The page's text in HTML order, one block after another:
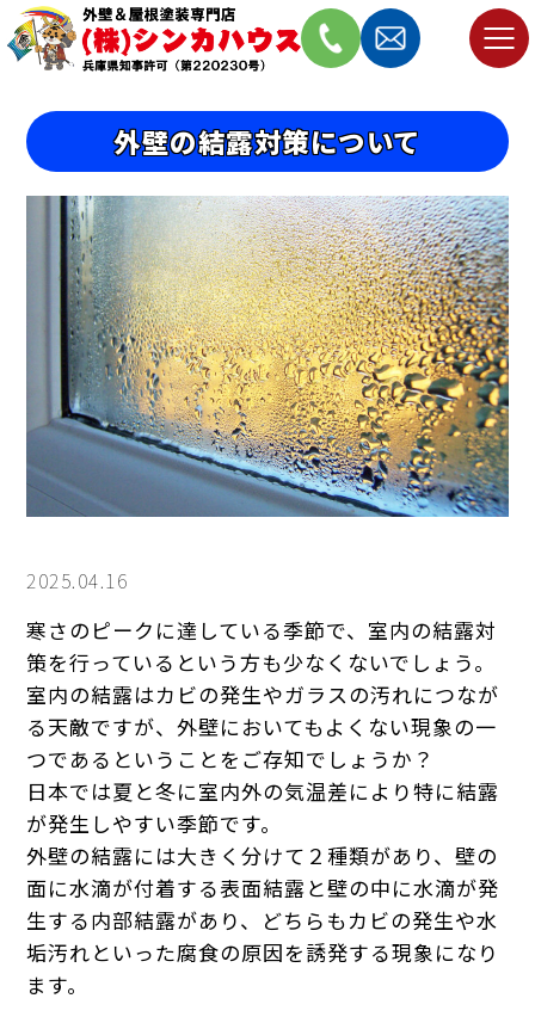
外壁の結露対策について
2025.04.16
寒さのピークに達している季節で、室内の結露対
策を行っているという方も少なくないでしょう。
室内の結露はカビの発生やガラスの汚れにつなが
る天敵ですが、外壁においてもよくない現象の一
つであるということをご存知でしょうか？
日本では夏と冬に室内外の気温差により特に結露
が発生しやすい季節です。
外壁の結露には大きく分けて２種類があり、壁の
面に水滴が付着する表面結露と壁の中に水滴が発
生する内部結露があり、どちらもカビの発生や水
垢汚れといった腐食の原因を誘発する現象になり
ます。